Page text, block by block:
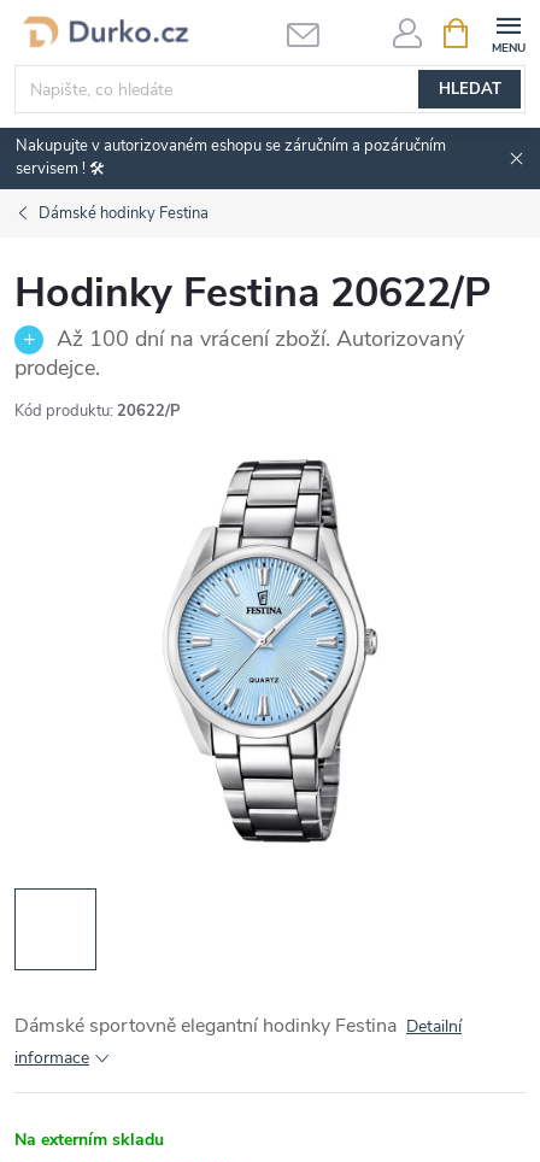
Přejít
obsah
HLEDAT
NÁKUPNÍ
KOŠÍK
Nakupujte v autorizovaném eshopu se záručním a pozáručním
servisem ! 🛠️
Dámské hodinky Festina
Hodinky Festina 20622/P
Až 100 dní na vrácení zboží. Autorizovaný
prodejce.
Kód produktu: 20622/P
Dámské sportovně elegantní hodinky Festina Detailní
informace
Na externím skladu